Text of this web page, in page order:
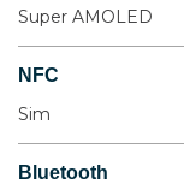
Super AMOLED
NFC
Sim
Bluetooth